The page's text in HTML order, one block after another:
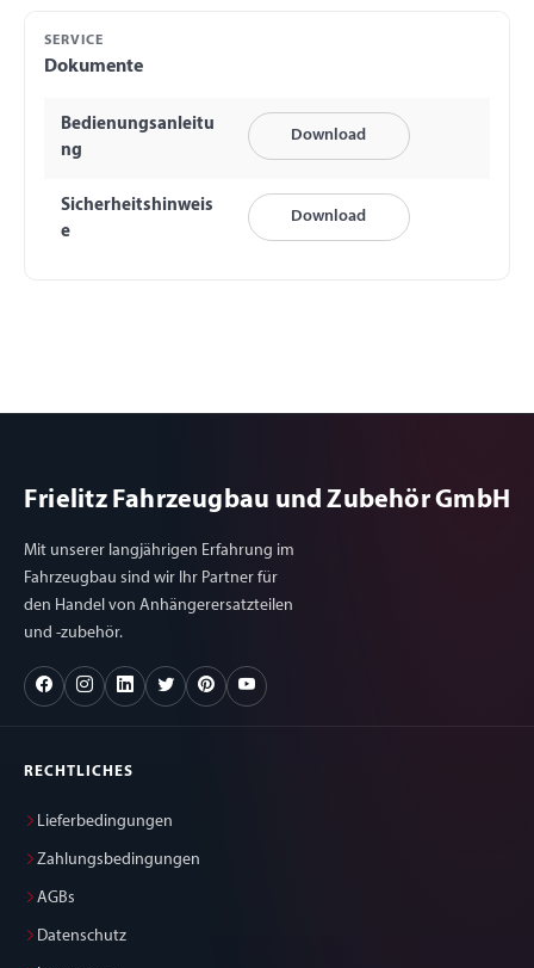
SERVICE
Dokumente
Bedienungsanleitu
ng
Download
Sicherheitshinweis
e
Download
Frielitz Fahrzeugbau und Zubehör GmbH
Mit unserer langjährigen Erfahrung im
Fahrzeugbau sind wir Ihr Partner für
den Handel von Anhängerersatzteilen
und -zubehör.
RECHTLICHES
Lieferbedingungen
Zahlungsbedingungen
AGBs
Datenschutz